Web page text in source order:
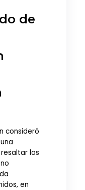
de
consideró
los
en